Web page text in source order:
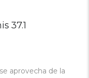
37.1
aprovecha de la